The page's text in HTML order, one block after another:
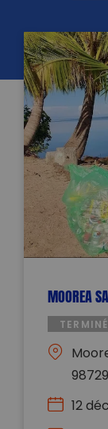
MOOREA
12